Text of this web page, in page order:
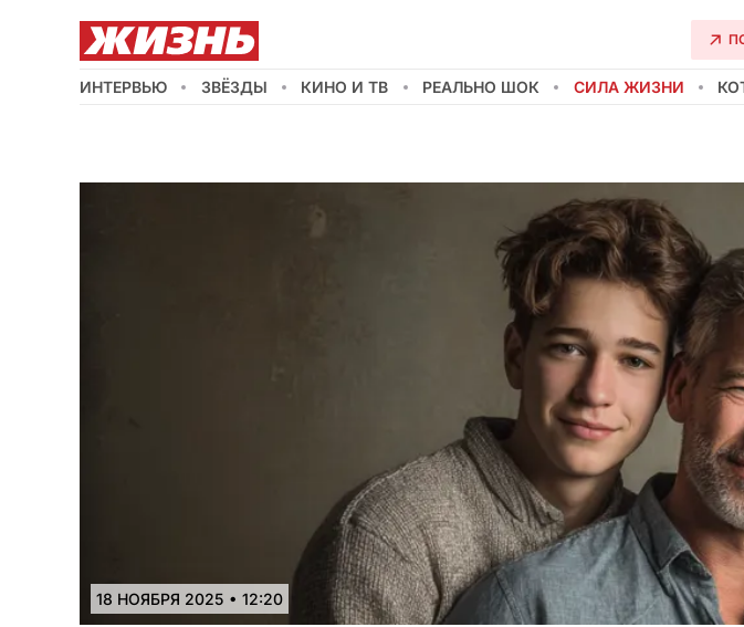
ИНТЕРВЬЮ ЗВЁЗДЫ КИНО И ТВ РЕАЛЬНО ШОК СИЛА ЖИЗНИ
18 НОЯБРЯ 2025 • 12:20